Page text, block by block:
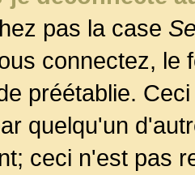
pas la case
connectez, le
préétablie.
quelqu'un
ceci n'est pas